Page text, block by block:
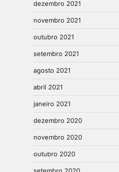
dezembro 2021
novembro 2021
outubro 2021
setembro 2021
agosto 2021
abril 2021
janeiro 2021
dezembro 2020
novembro 2020
outubro 2020